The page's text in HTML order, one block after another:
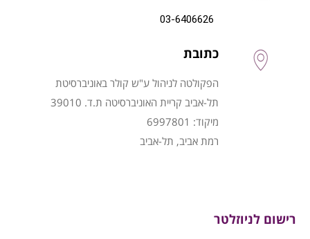
03-6406626
כתובת
הפקולטה לניהול ע"ש קולר באוניברסיטת
תל-אביב קריית האוניברסיטה ת.ד. 39010
מיקוד: 6997801
רמת אביב, תל-אביב
רישום לניוזלטר